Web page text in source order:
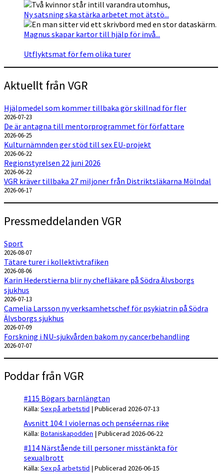
Ny satsning ska stärka arbetet mot ätstö...
Magnus skapar kartor till hjälp för invå...
Utflyktsmat för fem olika turer
Aktuellt från VGR
Hjälpmedel som kommer tillbaka gör skillnad för fler
2026-07-23
De är antagna till mentorprogrammet för författare
2026-06-25
Kulturnämnden ger stöd till sex EU-projekt
2026-06-22
Regionstyrelsen 22 juni 2026
2026-06-22
VGR kräver tillbaka 27 miljoner från Distriktsläkarna Mölndal
2026-06-17
Pressmeddelanden VGR
Sport
2026-08-07
Tätare turer i kollektivtrafiken
2026-08-06
Karin Hederstierna blir ny chefläkare på Södra Älvsborgs
sjukhus
2026-07-13
Camelia Larsson ny verksamhetschef för psykiatrin på Södra
Älvsborgs sjukhus
2026-07-09
Forskning i NU-sjukvården bakom ny cancerbehandling
2026-07-07
Poddar från VGR
#115 Bögars barnlängtan
Källa: Sex på arbetstid Publicerad 2026-07-13
Avsnitt 104: I violernas och penséernas rike
Källa: Botaniskapodden Publicerad 2026-06-22
#114 Närstående till personer misstänkta för
sexualbrott
Källa: Sex på arbetstid Publicerad 2026-06-15